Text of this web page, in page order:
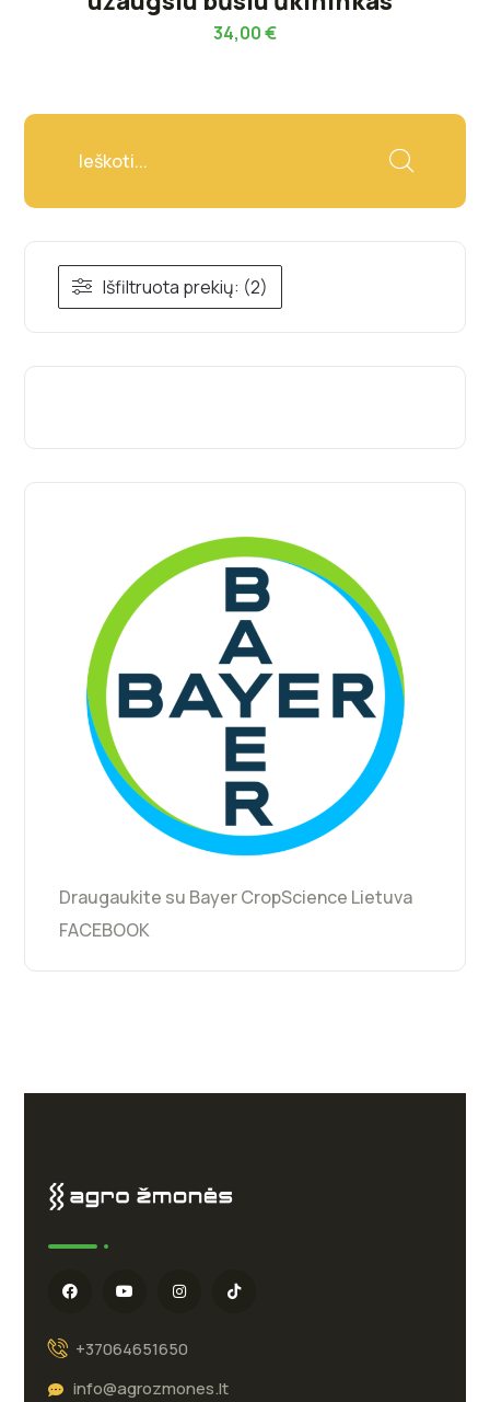
34,00€
Išfiltruota prekių: (2)
Draugaukite su Bayer CropScience Lietuva
FACEBOOK
+37064651650
info@agrozmones.lt